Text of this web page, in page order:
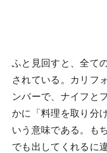
ふと見回すと、全て
されている。カリフ
ンバーで、ナイフと
かに「料理を取り分
いう意味である。も
でも出してくれるに